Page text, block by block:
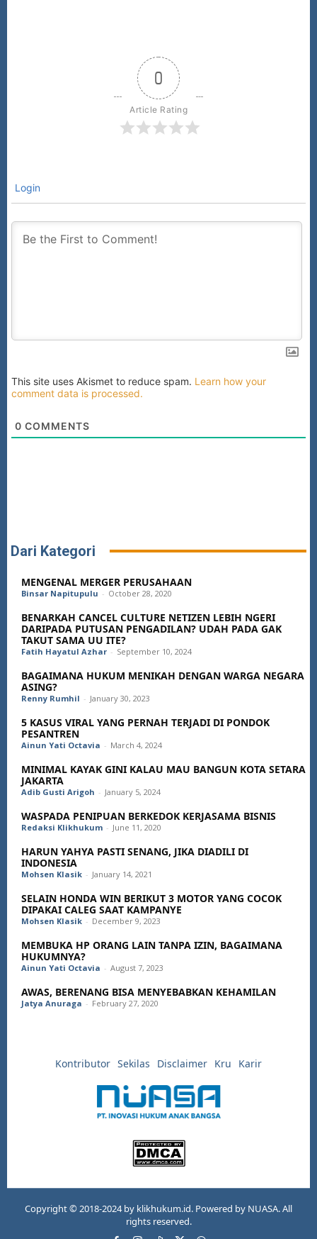
0
Article Rating
Login
This site uses Akismet to reduce spam. Learn how your
comment data is processed.
0 COMMENTS
Dari Kategori
MENGENAL MERGER PERUSAHAAN
Binsar Napitupulu - October 28, 2020
BENARKAH CANCEL CULTURE NETIZEN LEBIH NGERI
DARIPADA PUTUSAN PENGADILAN? UDAH PADA GAK
TAKUT SAMA UU ITE?
Fatih Hayatul Azhar - September 10, 2024
BAGAIMANA HUKUM MENIKAH DENGAN WARGA NEGARA
ASING?
Renny Rumhil - January 30, 2023
5 KASUS VIRAL YANG PERNAH TERJADI DI PONDOK
PESANTREN
Ainun Yati Octavia - March 4, 2024
MINIMAL KAYAK GINI KALAU MAU BANGUN KOTA SETARA
JAKARTA
Adib Gusti Arigoh - January 5, 2024
WASPADA PENIPUAN BERKEDOK KERJASAMA BISNIS
Redaksi Klikhukum - June 11, 2020
HARUN YAHYA PASTI SENANG, JIKA DIADILI DI
INDONESIA
Mohsen Klasik - January 14, 2021
SELAIN HONDA WIN BERIKUT 3 MOTOR YANG COCOK
DIPAKAI CALEG SAAT KAMPANYE
Mohsen Klasik - December 9, 2023
MEMBUKA HP ORANG LAIN TANPA IZIN, BAGAIMANA
HUKUMNYA?
Ainun Yati Octavia - August 7, 2023
AWAS, BERENANG BISA MENYEBABKAN KEHAMILAN
Jatya Anuraga - February 27, 2020
Kontributor Sekilas Disclaimer Kru Karir
Copyright © 2018-2024 by klikhukum.id. Powered by NUASA. All
rights reserved.